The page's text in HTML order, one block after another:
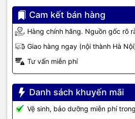
Cam kết bán hàng
Hàng chính hãng. Nguồn gốc rõ
Giao hàng ngay (nội thành Hà
Tư vấn miễn phí
Danh sách khuyến mãi
Vệ sinh, bảo dưỡng miễn phí